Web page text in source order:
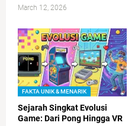
March 12, 2026
FAKTA UNIK & MENARIK
Sejarah Singkat Evolusi
Game: Dari Pong Hingga VR